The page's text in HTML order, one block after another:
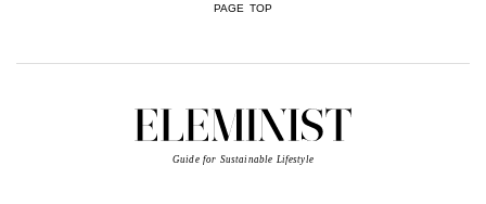
PAGE TOP
Guide for Sustainable Lifestyle